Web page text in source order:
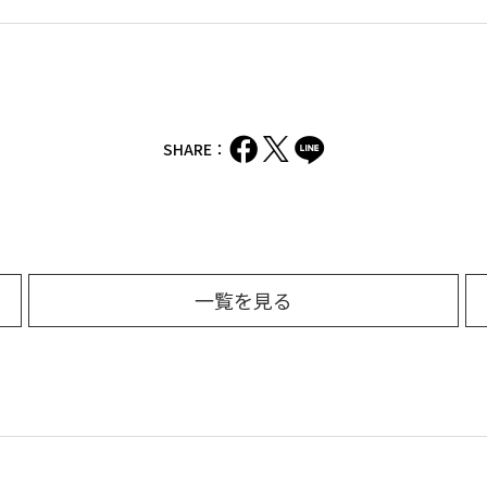
SHARE：
一覧を見る